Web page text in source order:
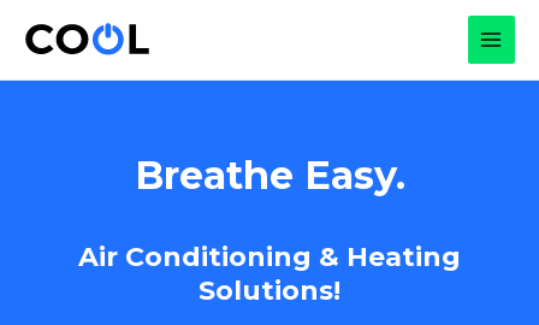
Breathe Easy.
Air Conditioning & Heating
Solutions!